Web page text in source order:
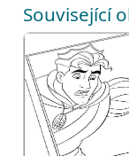
Související